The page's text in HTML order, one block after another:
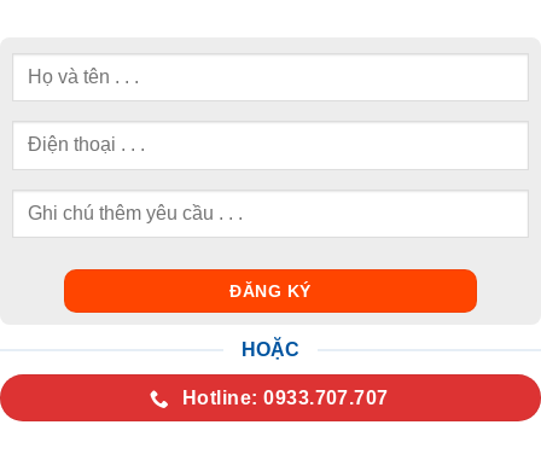
HOẶC
Hotline: 0933.707.707